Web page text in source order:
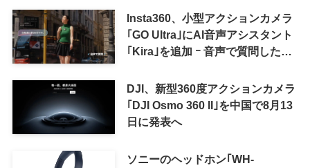
Insta360、小型アクションカメラ
｢GO Ultra｣にAI音声アシスタント
｢Kira｣を追加 ｰ 音声で質問した
可能に
DJI、新型360度アクションカメラ
｢DJI Osmo 360 II｣を中国で8月13
日に発表へ
ソニーのヘッドホン｢WH-